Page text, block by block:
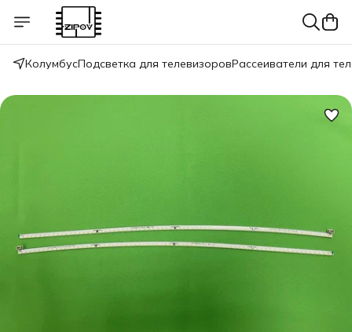
КолумбусПодсветка для телевизоровРассеиватели для